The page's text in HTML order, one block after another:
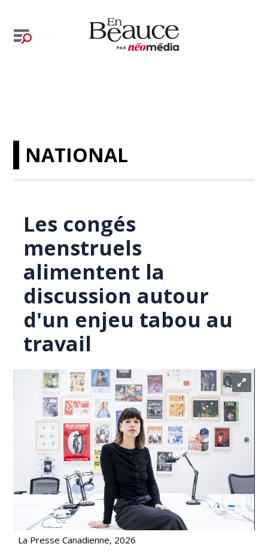
NATIONAL
Les congés
menstruels
alimentent la
discussion autour
d'un enjeu tabou au
travail
La Presse Canadienne, 2026